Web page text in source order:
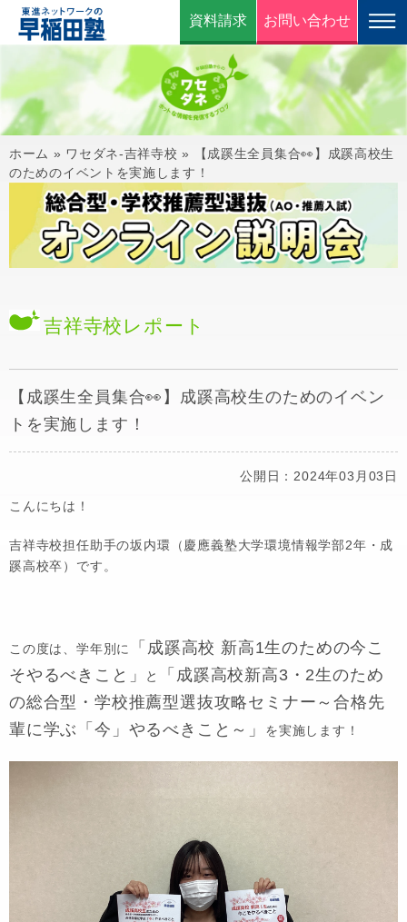
資料請求 お問い合わせ
ホーム » ワセダネ-吉祥寺校 »
【成蹊生全員集合👀】成蹊高校生
のためのイベントを実施します！
吉祥寺校 レポート
【成蹊生全員集合👀】成蹊高校生のためのイベン
トを実施します！
公開日：2024年03月03日
こんにちは！
吉祥寺校担任助手の坂内環（慶應義塾大学環境情報学部2年・成
蹊高校卒）です。
この度は、学年別に
「成蹊高校 新高1生のための今こ
そやるべきこと」
と
「成蹊高校新高3・2生のため
の総合型・学校推薦型選抜攻略セミナー～合格先
輩に学ぶ「今」やるべきこと～」
を実施します！